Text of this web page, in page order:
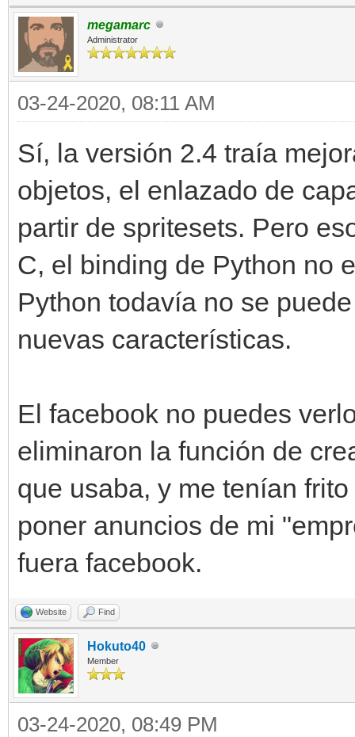
megamarc
Administrator
03-24-2020, 08:11 AM
Sí, la versión 2.4 traía
objetos, el enlazado de
partir de spritesets. Pero
C, el binding de Python no
Python todavía no se
nuevas características.
El facebook no puedes
eliminaron la función de
que usaba, y me tenían
poner anuncios de mi
fuera facebook.
Website Find
Hokuto40
Member
03-24-2020, 08:49 PM